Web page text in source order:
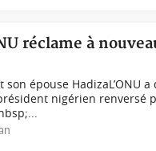
réclame à
son épouse
nigérien renversé